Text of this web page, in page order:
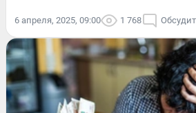
6 апреля, 2025, 09:00 1 768